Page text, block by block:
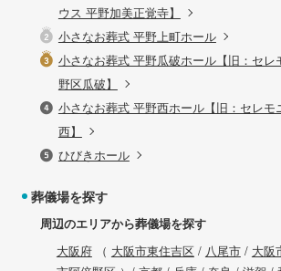
ウス 平野加美正覚寺】
小さなお葬式 平野上町ホール
小さなお葬式 平野瓜破ホール【旧：セレ
野区瓜破】
小さなお葬式 平野西ホール【旧：セレモ
西】
ひびきホール
葬儀場を探す
周辺のエリアから葬儀場を探す
大阪府（ 大阪市東住吉区 / 八尾市/ 大阪